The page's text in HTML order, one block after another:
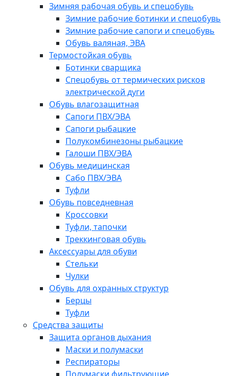
Зимняя рабочая обувь и спецобувь
Зимние рабочие ботинки и спецобувь
Зимние рабочие сапоги и спецобувь
Обувь валяная, ЭВА
Термостойкая обувь
Ботинки сварщика
Спецобувь от термических рисков
электрической дуги
Обувь влагозащитная
Сапоги ПВХ/ЭВА
Сапоги рыбацкие
Полукомбинезоны рыбацкие
Галоши ПВХ/ЭВА
Обувь медицинская
Сабо ПВХ/ЭВА
Туфли
Обувь повседневная
Кроссовки
Туфли, тапочки
Треккинговая обувь
Аксессуары для обуви
Стельки
Чулки
Обувь для охранных структур
Берцы
Туфли
Средства защиты
Защита органов дыхания
Маски и полумаски
Респираторы